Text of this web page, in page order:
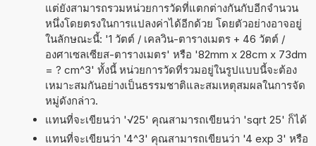
แต่ยังสามารถรวมหน่วยการวัดที่แตกต่างกันกับอีกจำนวน
หนึ่งโดยตรงในการแปลงค่าได้อีกด้วย โดยตัวอย่างอาจอยู่
ในลักษณะนี้: '1 วัตต์ / เคลวิน-ตารางเมตร + 46 วัตต์ /
องศาเซลเซียส-ตารางเมตร' หรือ '82mm x 28cm x 73dm
= ? cm^3' ทั้งนี้ หน่วยการวัดที่รวมอยู่ในรูปแบบนี้จะต้อง
เหมาะสมกันอย่างเป็นธรรมชาติและสมเหตุสมผลในการจัด
หมู่ดังกล่าว.
แทนที่จะเขียนว่า '√25' คุณสามารถเขียนว่า 'sqrt 25' ก็ได้
แทนที่จะเขียนว่า '4^3' คุณสามารถเขียนว่า '4 exp 3' หรือ